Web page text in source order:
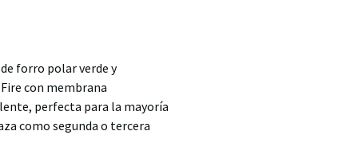
forro polar verde y
con membrana
perfecta para la mayoría
como segunda o tercera